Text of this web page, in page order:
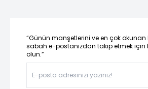
“Günün manşetlerini ve en çok okunan
sabah e-postanızdan takip etmek için
olun.”